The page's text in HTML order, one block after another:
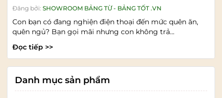
Đăng bởi: SHOWROOM BẢNG TỪ - BẢNG TỐT .VN
Con bạn có đang nghiện điện thoại đến mức quên ăn,
quên ngủ? Bạn gọi mãi nhưng con không trả...
Đọc tiếp >>
Danh mục sản phẩm